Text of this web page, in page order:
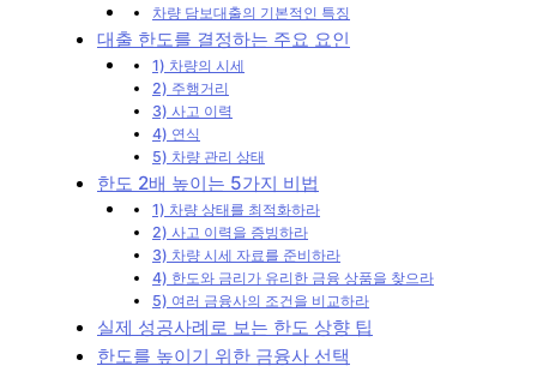
차량 담보대출의 기본적인 특징
대출 한도를 결정하는 주요 요인
1) 차량의 시세
2) 주행거리
3) 사고 이력
4) 연식
5) 차량 관리 상태
한도 2배 높이는 5가지 비법
1) 차량 상태를 최적화하라
2) 사고 이력을 증빙하라
3) 차량 시세 자료를 준비하라
4) 한도와 금리가 유리한 금융 상품을 찾으라
5) 여러 금융사의 조건을 비교하라
실제 성공사례로 보는 한도 상향 팁
한도를 높이기 위한 금융사 선택